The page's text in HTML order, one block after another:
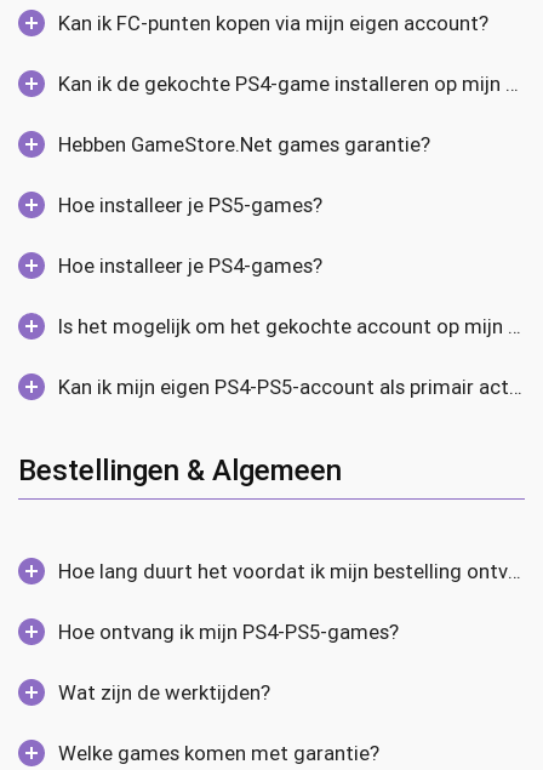
Kan ik FC-punten kopen via mijn eigen account?
Kan ik de gekochte PS4-game installeren op mijn PS5-console?
Hebben GameStore.Net games garantie?
Hoe installeer je PS5-games?
Hoe installeer je PS4-games?
Is het mogelijk om het gekochte account op mijn PS4-PS5-console te verwijderen na het installeren van de game?
Kan ik mijn eigen PS4-PS5-account als primair activeren?
Bestellingen & Algemeen
Hoe lang duurt het voordat ik mijn bestelling ontvang?
Hoe ontvang ik mijn PS4-PS5-games?
Wat zijn de werktijden?
Welke games komen met garantie?